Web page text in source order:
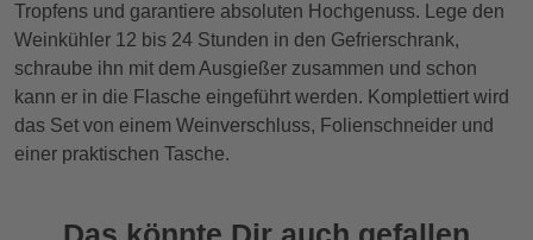
Tropfens und garantiere absoluten Hochgenuss. Lege den
Weinkühler 12 bis 24 Stunden in den Gefrierschrank,
schraube ihn mit dem Ausgießer zusammen und schon
kann er in die Flasche eingeführt werden. Komplettiert wird
das Set von einem Weinverschluss, Folienschneider und
einer praktischen Tasche.